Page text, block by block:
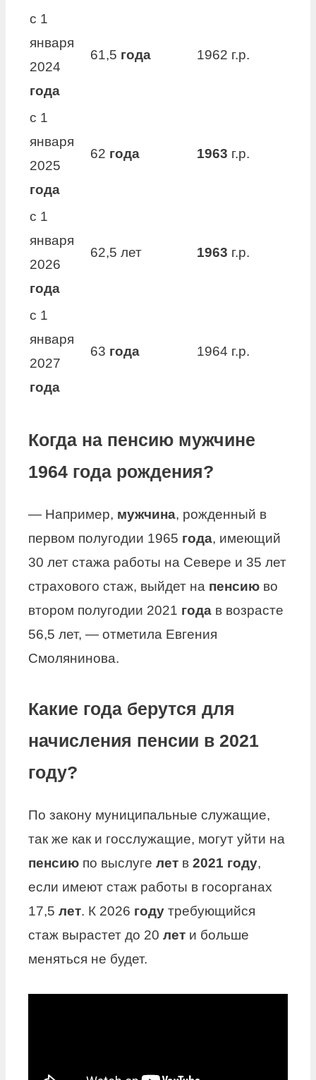
с 1
января
2024
года
61,5 года 1962 г.р.
с 1
января
2025
года
62 года 1963 г.р.
с 1
января
2026
года
62,5 лет 1963 г.р.
с 1
января
2027
года
63 года 1964 г.р.
Когда на пенсию мужчине
1964 года рождения?
— Например, мужчина, рожденный в
первом полугодии 1965 года, имеющий
30 лет стажа работы на Севере и 35 лет
страхового стаж, выйдет на пенсию во
втором полугодии 2021 года в возрасте
56,5 лет, — отметила Евгения
Смолянинова.
Какие года берутся для
начисления пенсии в 2021
году?
По закону муниципальные служащие,
так же как и госслужащие, могут уйти на
пенсию по выслуге лет в 2021 году,
если имеют стаж работы в госорганах
17,5 лет. К 2026 году требующийся
стаж вырастет до 20 лет и больше
меняться не будет.